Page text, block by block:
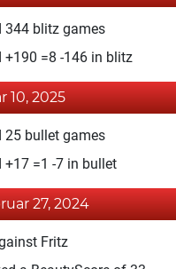
344 blitz games
+190 =8 -146 in blitz
10, 2025
25 bullet games
+17 =1 -7 in bullet
27, 2024
Fritz